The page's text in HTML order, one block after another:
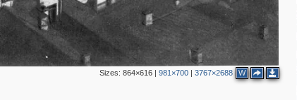
Sizes: 864×616| 981×700| 3767×2688 W